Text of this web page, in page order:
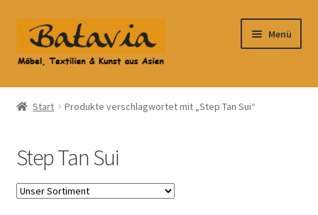
Zur
Navigation
springen
Zum
Inhalt
springen
Menü
Start
AGB
Anfahrt
Start Produkte verschlagwortet mit „Step Tan Sui“
Step Tan Sui